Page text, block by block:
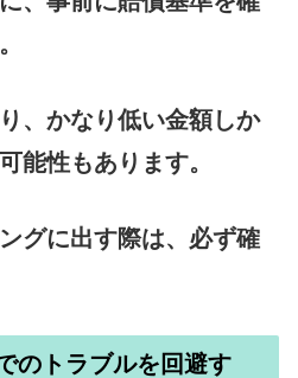
、かなり低い金額しか
能性もあります。
グに出す際は、必ず確
のトラブルを回避す